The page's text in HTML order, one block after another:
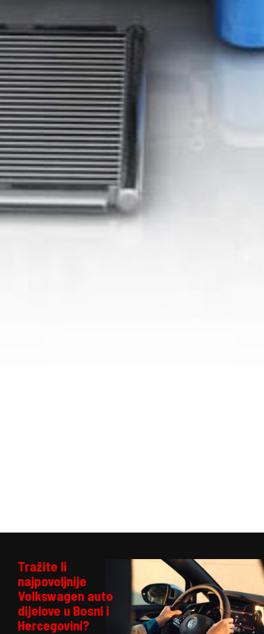
Tražite li
najpovoljnije
Volkswagen auto
dijelove u Bosni i
Hercegovini?